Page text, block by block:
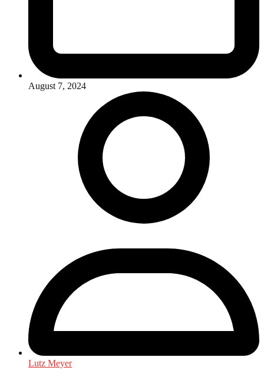
August 7, 2024
Lutz Meyer